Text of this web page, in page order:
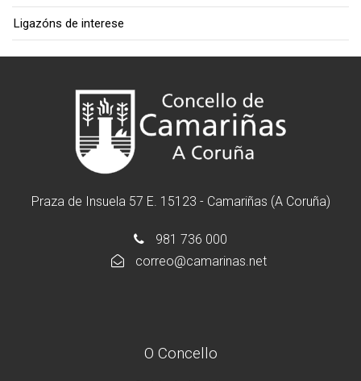
Ligazóns de interese
Praza de Insuela 57 E. 15123 - Camariñas (A Coruña)
981 736 000
correo@camarinas.net
O Concello